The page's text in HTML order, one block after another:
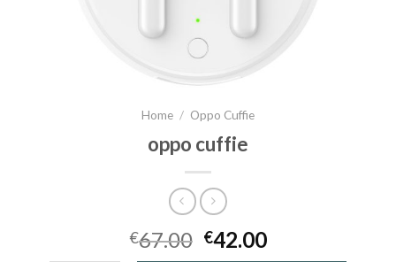
Home / Oppo Cuffie
oppo cuffie
€67.00 €42.00